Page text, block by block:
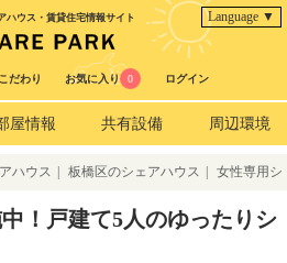
ハウス・賃貸住宅情報サイト Language ▼
こだわり お気に入り 0 ログイン
屋情報 共有設備 周辺環境
ハウス 板橋区のシェアハウス 女性専用シ
スJOY東武練馬8
！戸建て5人のゆったりシ